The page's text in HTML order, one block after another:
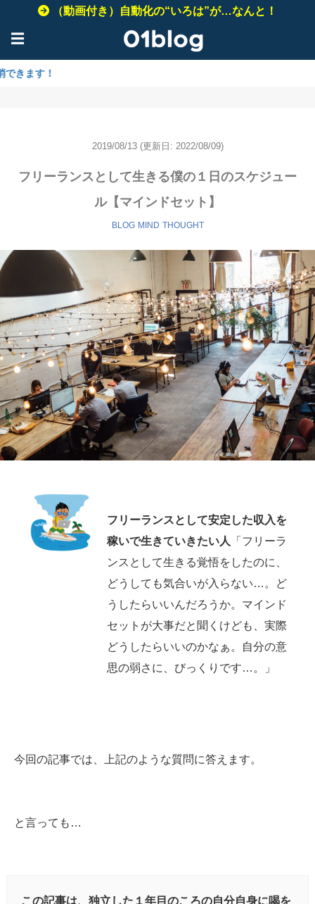
（動画付き）自動化の“いろは”が…なんと！
☰
2019/08/13 (更新日: 2022/08/09)
フリーランスとして生きる僕の１日のスケジュー
ル【マインドセット】
BLOG MIND THOUGHT
フリーランスとして安定した収入を
稼いで生きていきたい人
「フリーラ
ンスとして生きる覚悟をしたのに、
どうしても気合いが入らない…。ど
うしたらいいんだろうか。マインド
セットが大事だと聞くけども、実際
どうしたらいいのかなぁ。自分の意
思の弱さに、びっくりです…。」
今回の記事では、上記のような質問に答えます。
と言っても…
この記事は、独立した１年目のころの自分自身に喝を